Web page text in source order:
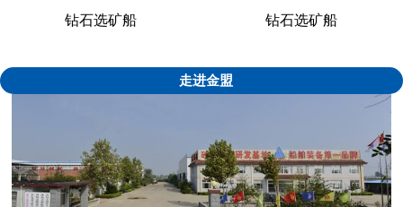
钻石选矿船 钻石选矿船
走进金盟